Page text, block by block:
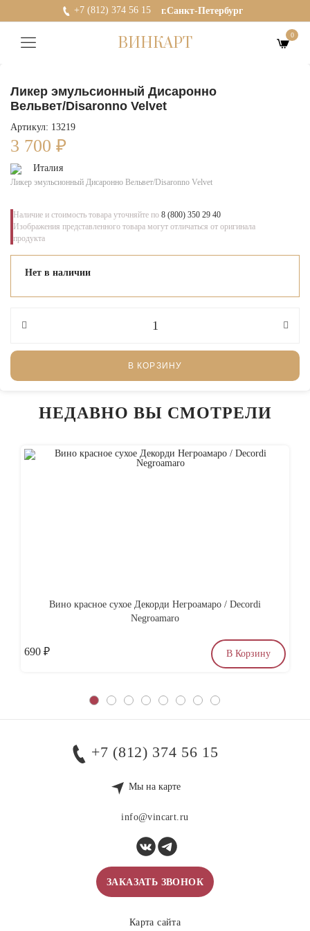
+7 (812) 374 56 15 г.Санкт-Петербург
ВИНКАРТ 0
Ликер эмульсионный Дисаронно
Вельвет/Disaronno Velvet
Артикул: 13219
3 700 ₽
Италия
Ликер эмульсионный Дисаронно Вельвет/Disaronno Velvet
Наличие и стоимость товара уточняйте по 8 (800) 350 29 40
Изображения представленного товара могут отличаться от оригинала
продукта
Нет в наличии
В КОРЗИНУ
НЕДАВНО ВЫ СМОТРЕЛИ
Вино красное сухое Декорди Негроамаро / Decordi
Negroamaro
690 ₽ В Корзину
+7 (812) 374 56 15
Мы на карте
info@vincart.ru
ЗАКАЗАТЬ ЗВОНОК
Карта сайта